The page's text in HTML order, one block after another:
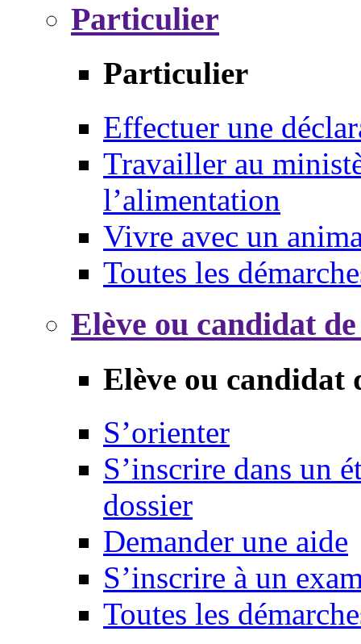
Particulier
Particulier
Effectuer une
Travailler au
l’alimentation
Vivre avec un
Toutes les
Elève ou candidat
Elève ou candidat
S’orienter
S’inscrire dans un
dossier
Demander une aide
S’inscrire à un
Toutes les